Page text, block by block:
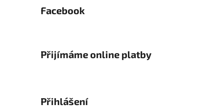
Facebook
Přijímáme online platby
Přihlášení